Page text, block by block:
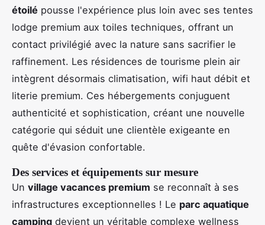
étoilé pousse l'expérience plus loin avec ses tentes
lodge premium aux toiles techniques, offrant un
contact privilégié avec la nature sans sacrifier le
raffinement. Les résidences de tourisme plein air
intègrent désormais climatisation, wifi haut débit et
literie premium. Ces hébergements conjuguent
authenticité et sophistication, créant une nouvelle
catégorie qui séduit une clientèle exigeante en
quête d'évasion confortable.
Des services et équipements sur mesure
Un village vacances premium se reconnaît à ses
infrastructures exceptionnelles ! Le parc aquatique
camping devient un véritable complexe wellness